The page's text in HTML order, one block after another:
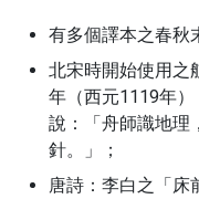
有多個譯本之春秋
北宋時開始使用之
年（西元1119年
說：「舟師識地理
針。」；
唐詩：李白之「床